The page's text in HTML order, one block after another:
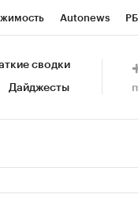
Autonews
СПб Конференции
сводки
Дайджесты